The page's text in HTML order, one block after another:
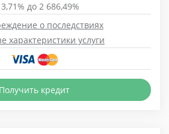
до 2 686,49%
о последствиях
характеристики услуги
Получить кредит